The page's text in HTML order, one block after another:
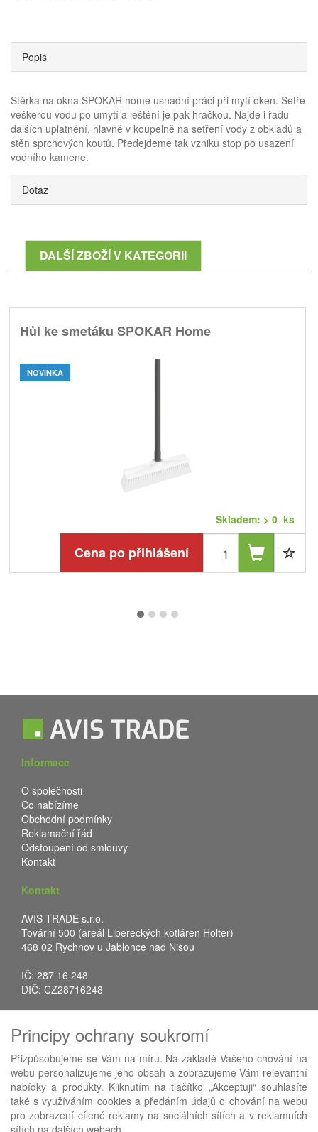
Popis
Stěrka na okna SPOKAR home usnadní práci při mytí oken. Setře
veškerou vodu po umytí a leštění je pak hračkou. Najde i řadu
dalších uplatnění, hlavně v koupelně na setření vody z obkladů a
stěn sprchových koutů. Předejdeme tak vzniku stop po usazení
vodního kamene.
Dotaz
DALŠÍ ZBOŽÍ V KATEGORII
Hůl ke smetáku SPOKAR Home
NOVINKA
Skladem: > 0 ks
Cena po přihlášení
Informace
O společnosti
Co nabízíme
Obchodní podmínky
Reklamační řád
Odstoupení od smlouvy
Kontakt
Kontakt
AVIS TRADE s.r.o.
Tovární 500 (areál Libereckých kotláren Hölter)
468 02 Rychnov u Jablonce nad Nisou
IČ: 287 16 248
DIČ: CZ28716248
Fax: +420 483 034 590
E-mail:info@avistrade.cz
Web:www.avistrade.cz
Principy ochrany soukromí
Přizpůsobujeme se Vám na míru. Na základě Vašeho chování na
webu personalizujeme jeho obsah a zobrazujeme Vám relevantní
nabídky a produkty. Kliknutím na tlačítko „Akceptuji“ souhlasíte
také s využíváním cookies a předáním údajů o chování na webu
pro zobrazení cílené reklamy na sociálních sítích a v reklamních
sítích na dalších webech.